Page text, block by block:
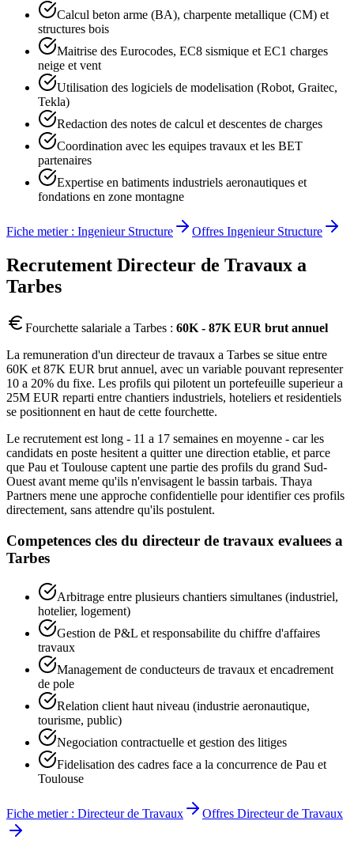
Calcul beton arme (BA), charpente metallique (CM) et
structures bois
Maitrise des Eurocodes, EC8 sismique et EC1 charges
neige et vent
Utilisation des logiciels de modelisation (Robot, Graitec,
Tekla)
Redaction des notes de calcul et descentes de charges
Coordination avec les equipes travaux et les BET
partenaires
Expertise en batiments industriels aeronautiques et
fondations en zone montagne
Fiche metier : Ingenieur Structure Offres Ingenieur Structure
Recrutement Directeur de Travaux a
Tarbes
Fourchette salariale a Tarbes : 60K - 87K EUR brut annuel
La remuneration d'un directeur de travaux a Tarbes se situe entre
60K et 87K EUR brut annuel, avec un variable pouvant representer
10 a 20% du fixe. Les profils qui pilotent un portefeuille superieur a
25M EUR reparti entre chantiers industriels, hoteliers et residentiels
se positionnent en haut de cette fourchette.
Le recrutement est long - 11 a 17 semaines en moyenne - car les
candidats en poste hesitent a quitter une direction etablie, et parce
que Pau et Toulouse captent une partie des profils du grand Sud-
Ouest avant meme qu'ils n'envisagent le bassin tarbais. Thaya
Partners mene une approche confidentielle pour identifier ces profils
directement, sans attendre qu'ils postulent.
Competences cles du directeur de travaux evaluees a
Tarbes
Arbitrage entre plusieurs chantiers simultanes (industriel,
hotelier, logement)
Gestion de P&L et responsabilite du chiffre d'affaires
travaux
Management de conducteurs de travaux et encadrement
de pole
Relation client haut niveau (industrie aeronautique,
tourisme, public)
Negociation contractuelle et gestion des litiges
Fidelisation des cadres face a la concurrence de Pau et
Toulouse
Fiche metier : Directeur de Travaux Offres Directeur de Travaux